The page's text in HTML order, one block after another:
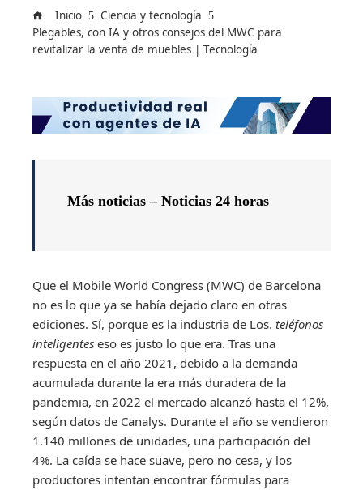
Inicio
Ciencia y tecnología
Plegables, con IA y otros consejos del MWC para
revitalizar la venta de muebles | Tecnología
Más noticias – Noticias 24 horas
Que el Mobile World Congress (MWC) de Barcelona
no es lo que ya se había dejado claro en otras
ediciones. Sí, porque es la industria de Los. teléfonos
inteligentes eso es justo lo que era. Tras una
respuesta en el año 2021, debido a la demanda
acumulada durante la era más duradera de la
pandemia, en 2022 el mercado alcanzó hasta el 12%,
según datos de Canalys. Durante el año se vendieron
1.140 millones de unidades, una participación del
4%. La caída se hace suave, pero no cesa, y los
productores intentan encontrar fórmulas para